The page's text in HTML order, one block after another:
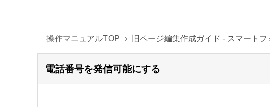
操作マニュアルTOP 旧ページ編集作成ガイド - スマート
電話番号を発信可能にする